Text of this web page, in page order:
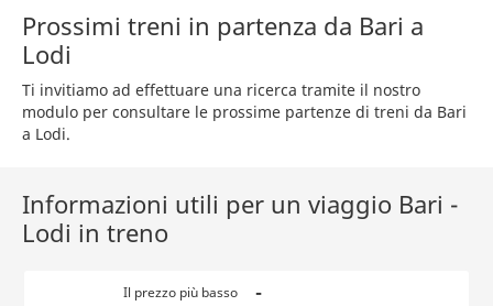
Prossimi treni in partenza da Bari a
Lodi
Ti invitiamo ad effettuare una ricerca tramite il nostro
modulo per consultare le prossime partenze di treni da Bari
a Lodi.
Informazioni utili per un viaggio Bari -
Lodi in treno
Il prezzo più basso -